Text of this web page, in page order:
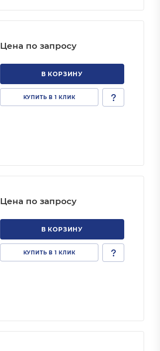
Цена по запросу
В КОРЗИНУ
КУПИТЬ В 1 КЛИК
Цена по запросу
В КОРЗИНУ
КУПИТЬ В 1 КЛИК